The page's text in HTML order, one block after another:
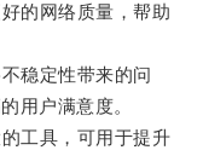
的网络质量，帮助
稳定性带来的问
用户满意度。
工具，可用于提升